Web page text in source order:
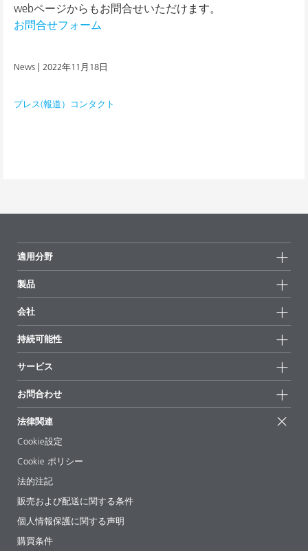
webページからもお問合せいただけます。
お問合せフォーム
News | 2022年11月18日
プレス(報道）コンタクト
適用分野
製品
全製品
ハイライト
会社
ニュース
拠点と販売代理店
展示会 & イベント
経営陣
持続可能性
持続可能な製品
サクセスストーリー
EcoVadis
証明書
サービス
配合の出発点
論文記事
ebooks(電子書籍)
法令情報
添加剤ガイドアプリ
ビデオ
ダウンロード
お問合わせ
法律関連
Cookie設定
Cookie ポリシー
法的注記
販売および配送に関する条件
個人情報保護に関する声明
購買条件